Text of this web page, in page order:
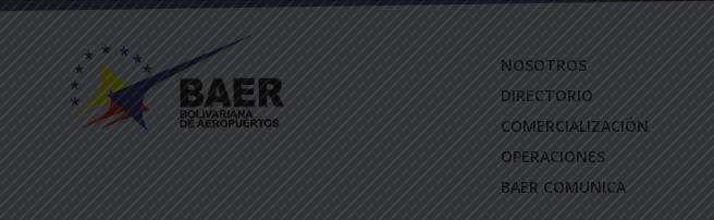
NOSOTROS
DIRECTORIO
COMERCIALIZACIÓN
OPERACIONES
BAER COMUNICA